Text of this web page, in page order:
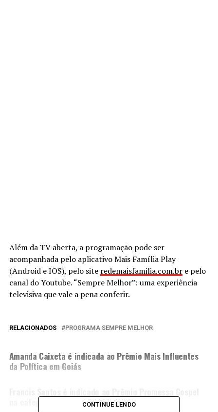
Além da TV aberta, a programação pode ser
acompanhada pelo aplicativo Mais Família Play
(Android e IOS), pelo site redemaisfamilia.com.bre pelo
canal do Youtube. “Sempre Melhor”: uma experiência
televisiva que vale a pena conferir.
RELACIONADOS PROGRAMA SEMPRE MELHOR
Amanda Caixeta é indicada ao Prêmio Mais Influentes
da Política em Goiás
na categoria Cantor em Evidência
CONTINUE LENDO